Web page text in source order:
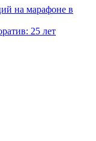
на марафоне в
25 лет